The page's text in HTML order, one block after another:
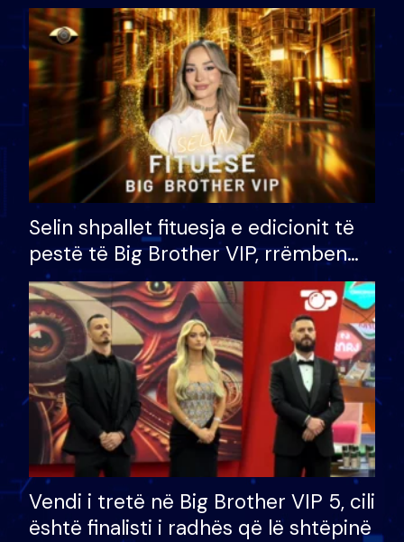
Selin shpallet fituesja e edicionit të
pestë të Big Brother VIP, rrëmben
çmimin e madh prej 100 mijë eurosh
Vendi i tretë në Big Brother VIP 5, cili
është finalisti i radhës që lë shtëpinë